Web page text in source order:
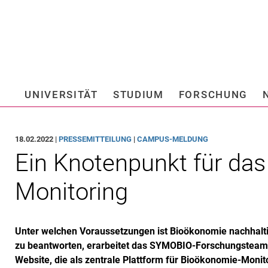
Springe direkt zu:
UNIVERSITÄT STUDIUM FORSCHUNG
18.02.2022 |PRESSEMITTEILUNG |CAMPUS-MELDUNG
Ein Knotenpunkt für
Monitoring
Unter welchen Voraussetzungen ist Bioökonomie
zu beantworten, erarbeitet das SYMOBIO-
Website, die als zentrale Plattform für Bioökonomie-